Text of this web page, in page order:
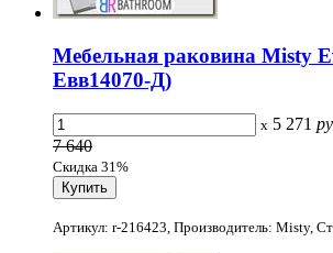
Мебельная раковина Misty
Евв14070-Д)
x 5 271
7 640
Скидка 31%
Артикул: r-216423, Производитель: Misty,